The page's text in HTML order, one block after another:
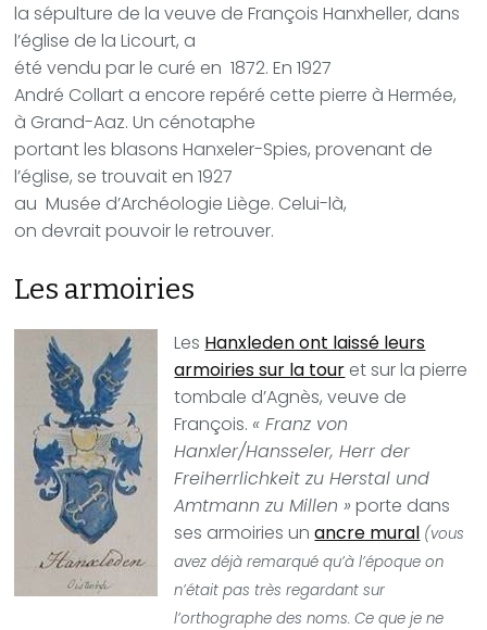
la sépulture de la veuve de François Hanxheller, dans
l’église de la Licourt, a
été vendu par le curé en 1872. En 1927
André Collart a encore repéré cette pierre à Hermée,
à Grand-Aaz. Un cénotaphe
portant les blasons Hanxeler-Spies, provenant de
l’église, se trouvait en 1927
au Musée d’Archéologie Liège. Celui-là,
on devrait pouvoir le retrouver.
Les armoiries
Les Hanxleden ont laissé leurs
armoiries sur la tour et sur la pierre
tombale d’Agnès, veuve de
François. « Franz von
Hanxler/Hansseler, Herr der
Freiherrlichkeit zu Herstal und
Amtmann zu Millen » porte dans
ses armoiries unancre mural (vous
avez déjà remarqué qu’à l’époque on
n’était pas très regardant sur
l’orthographe des noms. Ce que je ne